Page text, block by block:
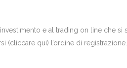
e al trading on line che
(cliccare qui) l’ordine di registrazione...